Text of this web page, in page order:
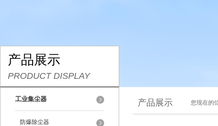
产品展示
PRODUCT DISPLAY
工业集尘器
防爆除尘器
产品展示 您现在的